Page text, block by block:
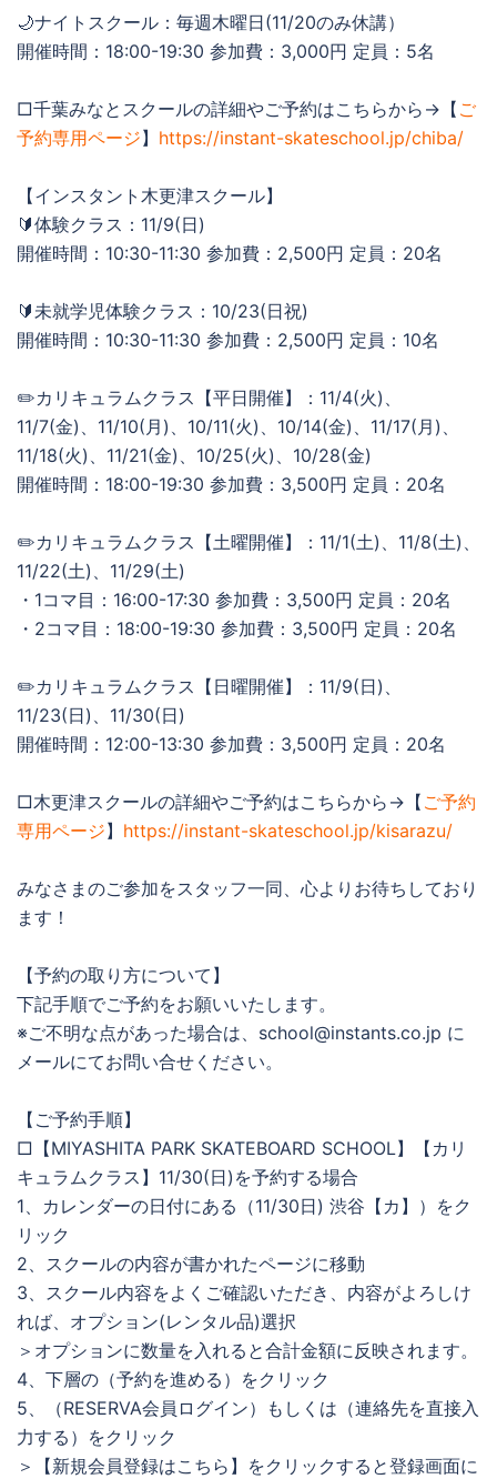
🌙ナイトスクール：毎週木曜日(11/20のみ休講）
開催時間：18:00-19:30 参加費：3,000円 定員：5名
□千葉みなとスクールの詳細やご予約はこちらから→【 ご
予約専用ページ】 https://instant-skateschool.jp/chiba/
【インスタント木更津スクール】
🔰体験クラス：11/9(日)
開催時間：10:30-11:30 参加費：2,500円 定員：20名
🔰未就学児体験クラス：10/23(日祝)
開催時間：10:30-11:30 参加費：2,500円 定員：10名
✏️カリキュラムクラス【平日開催】：11/4(火)、
11/7(金)、11/10(月)、10/11(火)、10/14(金)、11/17(月)、
11/18(火)、11/21(金)、10/25(火)、10/28(金)
開催時間：18:00-19:30 参加費：3,500円 定員：20名
✏️カリキュラムクラス【土曜開催】：11/1(土)、11/8(土)、
11/22(土)、11/29(土)
・1コマ目：16:00-17:30 参加費：3,500円 定員：20名
・2コマ目：18:00-19:30 参加費：3,500円 定員：20名
✏️カリキュラムクラス【日曜開催】：11/9(日)、
11/23(日)、11/30(日)
開催時間：12:00-13:30 参加費：3,500円 定員：20名
□木更津スクールの詳細やご予約はこちらから→【 ご予約
専用ページ】 https://instant-skateschool.jp/kisarazu/
みなさまのご参加をスタッフ一同、心よりお待ちしており
ます！
【予約の取り方について】
下記手順でご予約をお願いいたします。
※ご不明な点があった場合は、school@instants.co.jp に
メールにてお問い合せください。
【ご予約手順】
□【MIYASHITA PARK SKATEBOARD SCHOOL】【カリ
キュラムクラス】11/30(日)を予約する場合
1、カレンダーの日付にある（11/30日) 渋谷【カ】）をク
リック
2、スクールの内容が書かれたページに移動
3、スクール内容をよくご確認いただき、内容がよろしけ
れば、オプション(レンタル品)選択
＞オプションに数量を入れると合計金額に反映されます。
4、下層の（予約を進める）をクリック
5、（RESERVA会員ログイン）もしくは（連絡先を直接入
力する）をクリック
＞【新規会員登録はこちら】をクリックすると登録画面に